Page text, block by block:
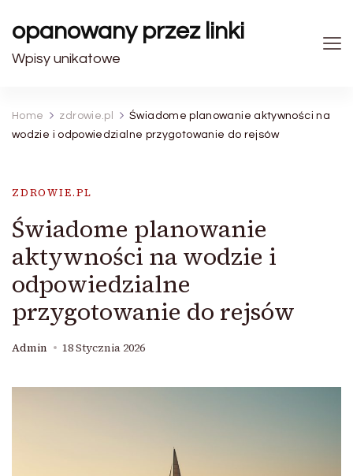
opanowany przez linki
Wpisy unikatowe
Home zdrowie.pl
Świadome planowanie aktywności na
wodzie i odpowiedzialne przygotowanie do rejsów
ZDROWIE.PL
Świadome planowanie
aktywności na wodzie i
odpowiedzialne
przygotowanie do rejsów
Admin 18 Stycznia 2026